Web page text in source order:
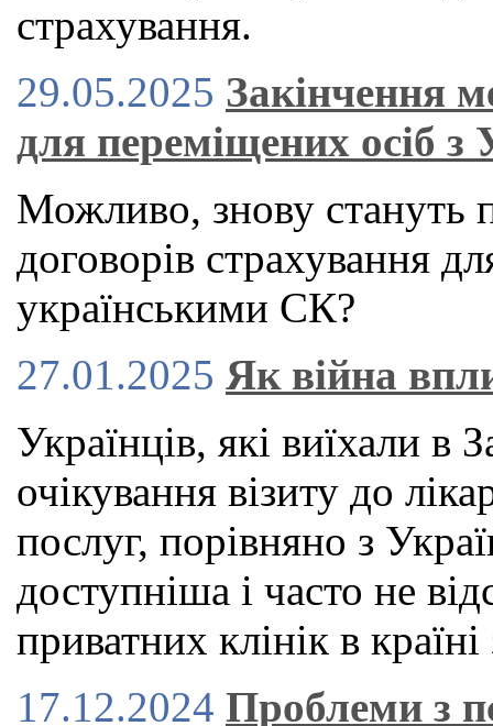
страхування.
29.05.2025 Закінчення
для переміщених осіб з
Можливо, знову стануть
договорів страхування
українськими СК?
27.01.2025 Як війна
Українців, які виїхали в
очікування візиту до
послуг, порівняно з
доступніша і часто не
приватних клінік в країні
17.12.2024 Проблеми з